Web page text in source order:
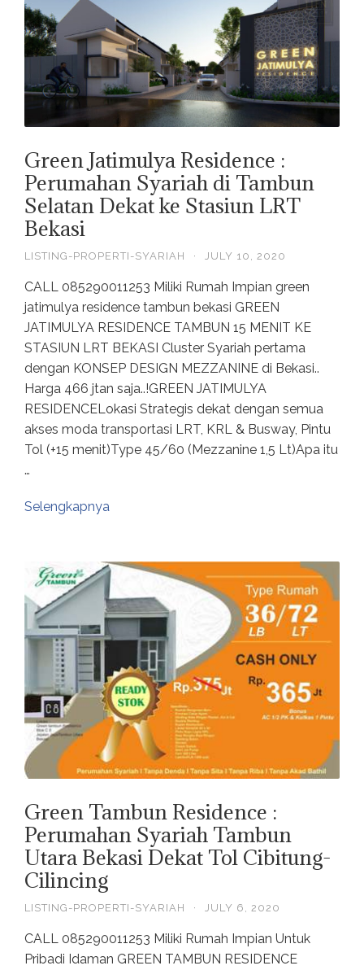
Green Jatimulya Residence :
Perumahan Syariah di Tambun
Selatan Dekat ke Stasiun LRT
Bekasi
LISTING-PROPERTI-SYARIAH · JULY 10, 2020
CALL 085290011253 Miliki Rumah Impian green
jatimulya residence tambun bekasi GREEN
JATIMULYA RESIDENCE TAMBUN 15 MENIT KE
STASIUN LRT BEKASI Cluster Syariah pertama
dengan KONSEP DESIGN MEZZANINE di Bekasi..
Harga 466 jtan saja..!GREEN JATIMULYA
RESIDENCELokasi Strategis dekat dengan semua
akses moda transportasi LRT, KRL & Busway, Pintu
Tol (+15 menit)Type 45/60 (Mezzanine 1,5 Lt)Apa itu
…
Selengkapnya
Green Tambun Residence :
Perumahan Syariah Tambun
Utara Bekasi Dekat Tol Cibitung-
Cilincing
LISTING-PROPERTI-SYARIAH · JULY 6, 2020
CALL 085290011253 Miliki Rumah Impian Untuk
Pribadi Idaman GREEN TAMBUN RESIDENCE